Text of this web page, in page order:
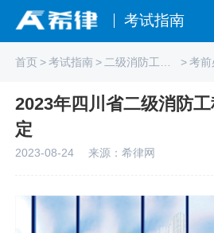
考试指南
首页>考试指南> > 考前
2023年四川省二级消防
定
2023-08-24 来源：希律网